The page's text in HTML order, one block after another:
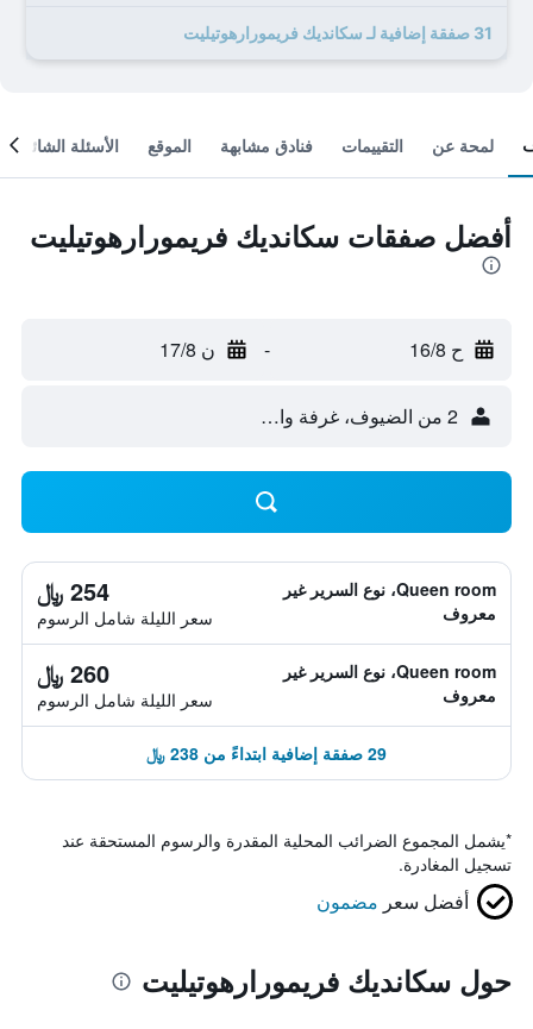
31 صفقة إضافية لـ سكانديك فريمورارهوتيليت
لمحة عن التقييمات فنادق مشابهة الموقع الأسئلة الشائعة
أفضل صفقات سكانديك فريمورارهوتيليت
ح 16/8 - ن 17/8
2 من الضيوف، غرفة واحدة
Queen room، نوع السرير غير
معروف
254 ﷼
سعر الليلة شامل الرسوم
Queen room، نوع السرير غير
معروف
260 ﷼
سعر الليلة شامل الرسوم
29 صفقة إضافية ابتداءً من 238 ﷼
*يشمل المجموع الضرائب المحلية المقدرة والرسوم المستحقة عند
تسجيل المغادرة.
أفضل سعر مضمون
حول سكانديك فريمورارهوتيليت